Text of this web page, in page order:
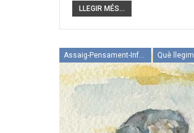
LLEGIR MÉS...
Què llegim